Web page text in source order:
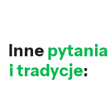
Inne pytania
i tradycje: